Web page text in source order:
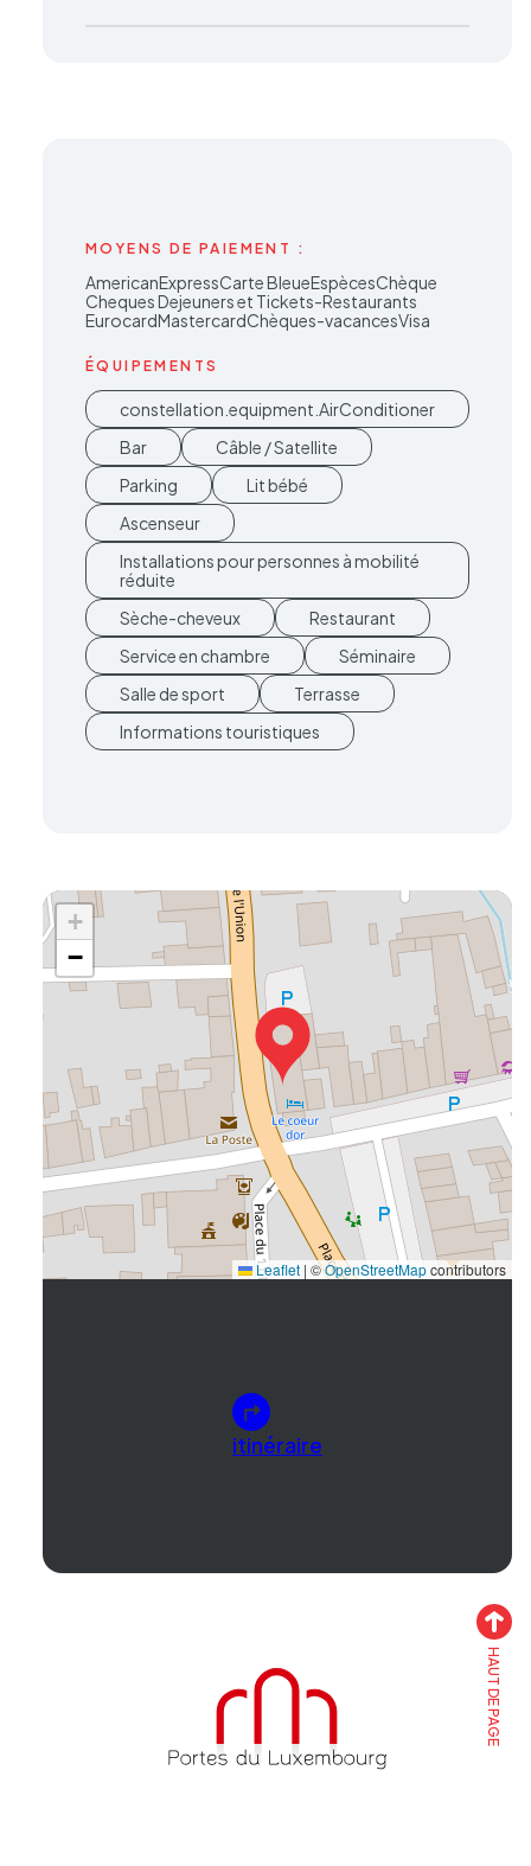
MOYENS DE PAIEMENT :
AmericanExpressCarte BleueEspècesChèque
Cheques Dejeuners et Tickets-Restaurants
EurocardMastercardChèques-vacancesVisa
ÉQUIPEMENTS
constellation.equipment.AirConditioner
Bar
Câble / Satellite
Parking
Lit bébé
Ascenseur
Installations pour personnes à mobilité
réduite
Sèche-cheveux
Restaurant
Service en chambre
Séminaire
Salle de sport
Terrasse
Informations touristiques
+
−
Leaflet | ©OpenStreetMapcontributors
itinéraire
HAUT DE PAGE